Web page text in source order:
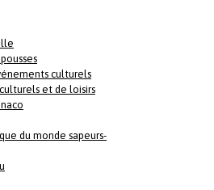
culturels
et de loisirs
du monde sapeurs-